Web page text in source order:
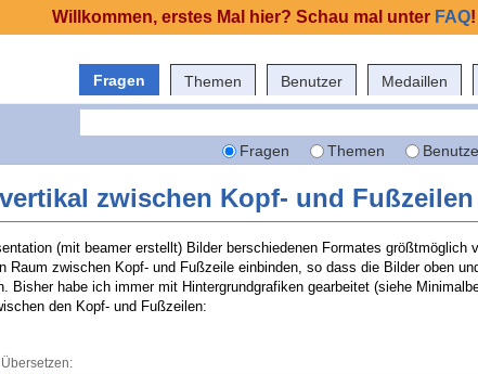
Fragen Themen Benutzer Medaillen
Fragen Themen
zwischen Kopf- und
(mit beamer erstellt) Bilder berschiedenen Formates größtmöglich
Raum zwischen Kopf- und Fußzeile einbinden, so dass die Bilder oben
Bisher habe ich immer mit Hintergrundgrafiken gearbeitet (siehe
den Kopf- und Fußzeilen:
Willkommen, erstes Mal hier? Schau mal unter FAQ!